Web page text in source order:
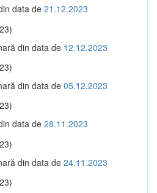
data de 21.12.2023
din data de 12.12.2023
din data de 05.12.2023
data de 28.11.2023
din data de 24.11.2023